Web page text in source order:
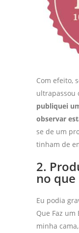
Com efeito,
ultrapassou
publiquei
observar
se de um
tinham de
2.
no que
Eu podia
Que Faz um
minha